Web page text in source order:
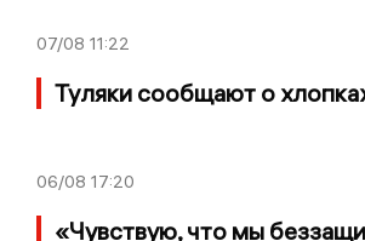
07/08 11:22
Туляки сообщают о
06/08 17:20
«Чувствую, что мы